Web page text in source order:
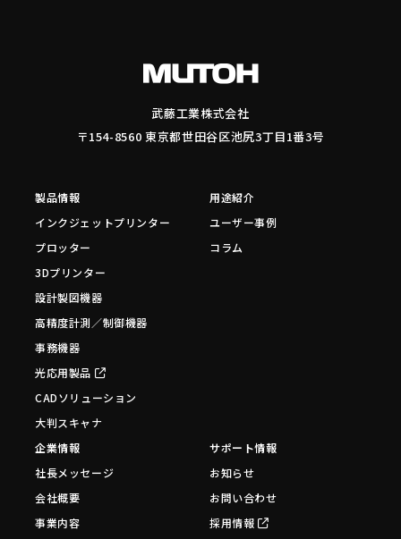
武藤工業株式会社
〒154-8560 東京都世田谷区池尻3丁目1番3号
製品情報
インクジェットプリンター
プロッター
3Dプリンター
設計製図機器
高精度計測／制御機器
事務機器
光応用製品
CADソリューション
大判スキャナ
用途紹介
ユーザー事例
コラム
企業情報
社長メッセージ
会社概要
事業内容
サポート情報
お知らせ
お問い合わせ
採用情報